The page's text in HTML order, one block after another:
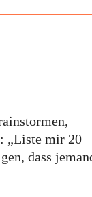
„Liste mir 20
dass